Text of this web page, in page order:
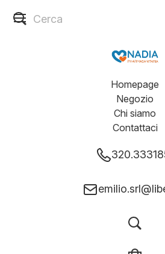
Homepage
Negozio
Chi siamo
Contattaci